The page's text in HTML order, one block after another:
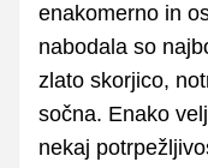
enakomerno in
nabodala so
zlato skorjico,
sočna. Enako
nekaj